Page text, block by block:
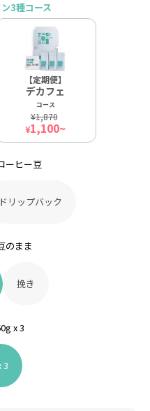
3種コース
【定期便】
デカフェ
コース
¥1,870
¥1,100~
ーヒー豆
ドリップバック
のまま
挽き
x 3
3